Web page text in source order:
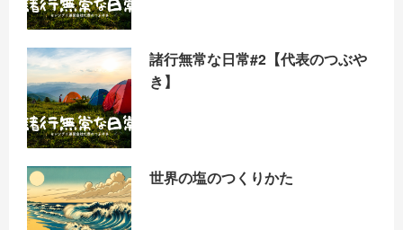
諸行無常な日常#2【代表のつぶや
き】
世界の塩のつくりかた